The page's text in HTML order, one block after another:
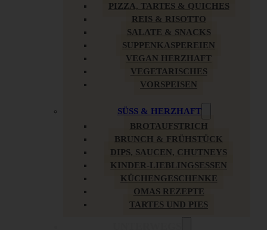
PIZZA, TARTES & QUICHES
REIS & RISOTTO
SALATE & SNACKS
SUPPENKASPEREIEN
VEGAN HERZHAFT
VEGETARISCHES
VORSPEISEN
SÜSS & HERZHAFT
BROTAUFSTRICH
BRUNCH & FRÜHSTÜCK
DIPS, SAUCEN, CHUTNEYS
KINDER-LIEBLINGSESSEN
KÜCHENGESCHENKE
OMAS REZEPTE
TARTES UND PIES